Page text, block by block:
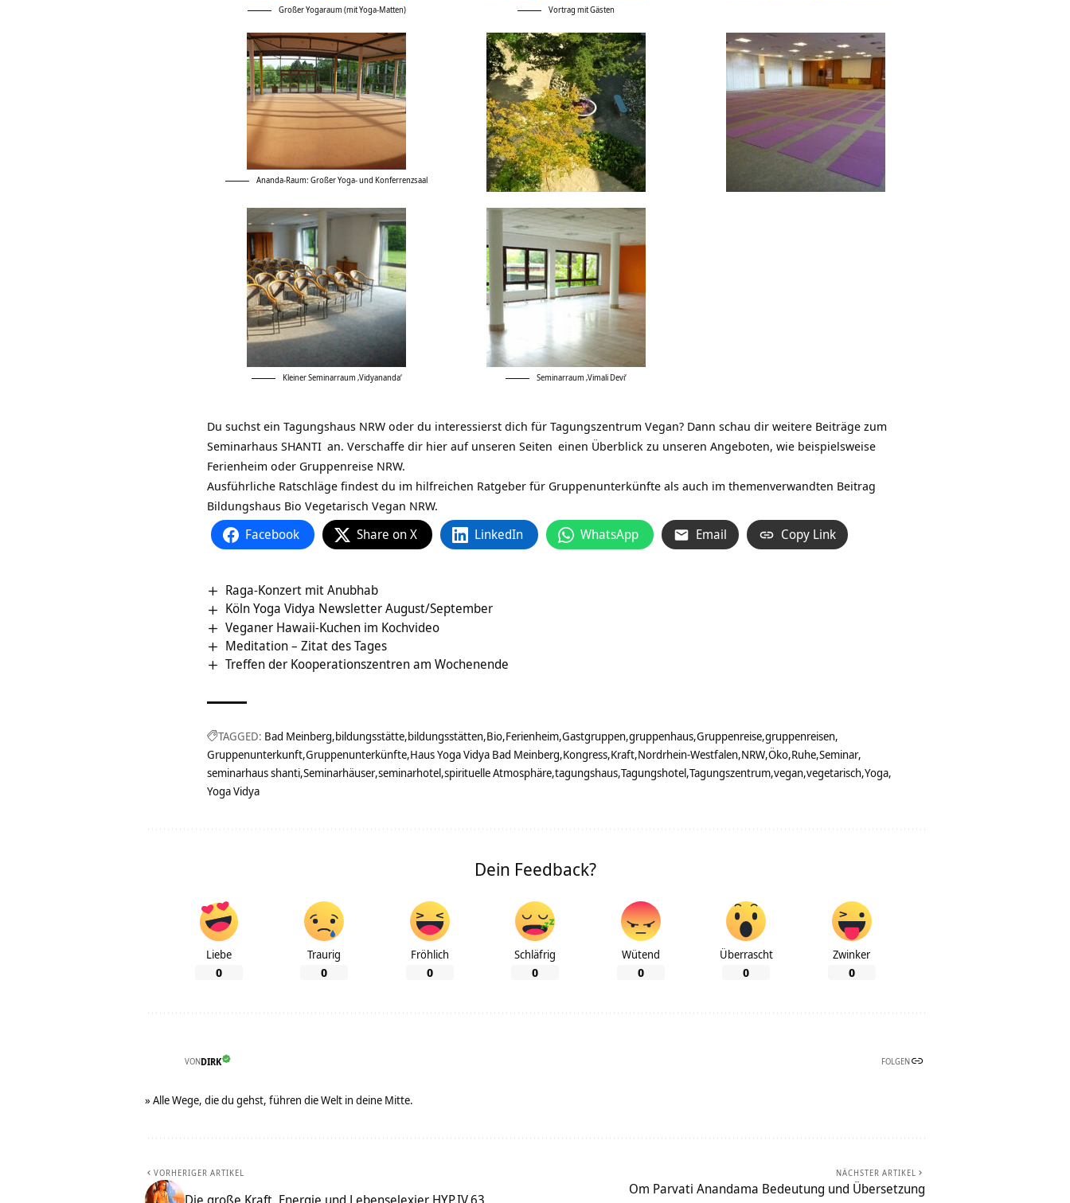
Großer Yogaraum (mit Yoga-Matten) Vortrag mit Gästen
Ananda-Raum: Großer Yoga- und Konferrenzsaal
Kleiner Seminarraum ‚Vidyananda‘ Seminarraum ‚Vimali Devi‘
Du suchst ein Tagungshaus NRW oder du interessierst dich für Tagungszentrum Vegan? Dann schau dir weitere Beiträge zum
Seminarhaus SHANTI an. Verschaffe dir hier auf unseren Seiten einen Überblick zu unseren Angeboten, wie beispielsweise
Ferienheim oder Gruppenreise NRW.
Ausführliche Ratschläge findest du im hilfreichen Ratgeber für Gruppenunterkünfte als auch im themenverwandten Beitrag
Bildungshaus Bio Vegetarisch Vegan NRW.
Facebook Share on X LinkedIn WhatsApp Email Copy Link
Raga-Konzert mit Anubhab
Köln Yoga Vidya Newsletter August/September
Veganer Hawaii-Kuchen im Kochvideo
Meditation – Zitat des Tages
Treffen der Kooperationszentren am Wochenende
TAGGED: Bad Meinberg bildungsstätte bildungsstätten Bio Ferienheim Gastgruppen gruppenhaus Gruppenreise gruppenreisen
Gruppenunterkunft Gruppenunterkünfte Haus Yoga Vidya Bad Meinberg Kongress Kraft Nordrhein-Westfalen NRW Öko Ruhe Seminar
seminarhaus shanti Seminarhäuser seminarhotel spirituelle Atmosphäre tagungshaus Tagungshotel Tagungszentrum vegan vegetarisch Yoga
Yoga Vidya
Dein Feedback?
Liebe
0
Traurig
0
Fröhlich
0
Schläfrig
0
Wütend
0
Überrascht
0
Zwinker
0
VONDIRK FOLGEN
» Alle Wege, die du gehst, führen die Welt in deine Mitte.
VORHERIGER ARTIKEL NÄCHSTER ARTIKEL
Om Parvati Anandama Bedeutung und Übersetzung